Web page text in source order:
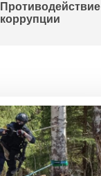
Противодействие
коррупции